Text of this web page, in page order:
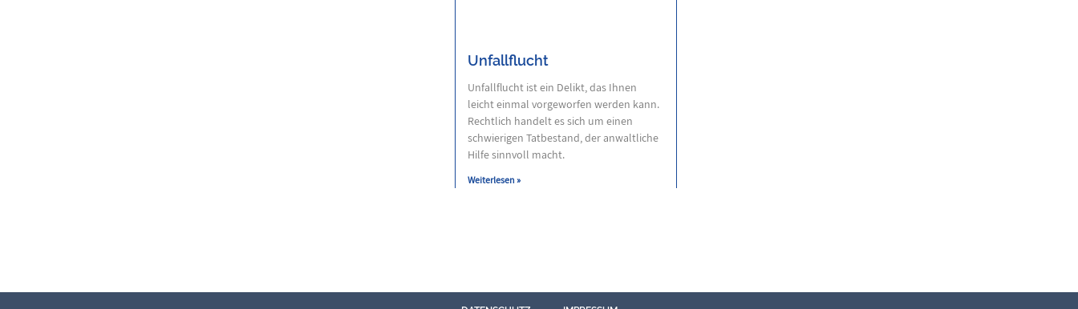
Unfallflucht
Unfallflucht ist ein Delikt, das Ihnen
leicht einmal vorgeworfen werden kann.
Rechtlich handelt es sich um einen
schwierigen Tatbestand, der anwaltliche
Hilfe sinnvoll macht.
Weiterlesen »